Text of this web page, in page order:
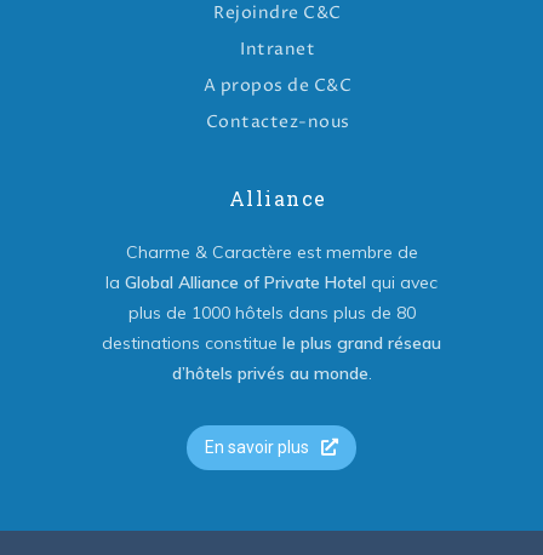
Rejoindre C&C
Intranet
A propos de C&C
Contactez-nous
Alliance
Charme & Caractère est membre de
la Global Alliance of Private Hotel qui avec
plus de 1000 hôtels dans plus de 80
destinations constitue le plus grand réseau
d’hôtels privés au monde.
En savoir plus